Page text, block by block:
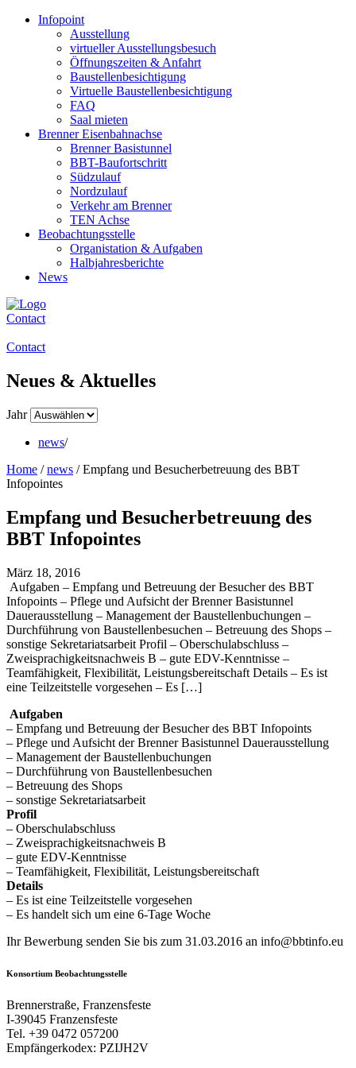
Infopoint
Ausstellung
virtueller Ausstellungsbesuch
Öffnungszeiten & Anfahrt
Baustellenbesichtigung
Virtuelle Baustellenbesichtigung
FAQ
Saal mieten
Brenner Eisenbahnachse
Brenner Basistunnel
BBT-Baufortschritt
Südzulauf
Nordzulauf
Verkehr am Brenner
TEN Achse
Beobachtungsstelle
Organistation & Aufgaben
Halbjahresberichte
News
Contact
Contact
Neues & Aktuelles
Jahr
news/
Home /news /Empfang und Besucherbetreuung des BBT
Infopointes
Empfang und Besucherbetreuung des
BBT Infopointes
März 18, 2016
Aufgaben – Empfang und Betreuung der Besucher des BBT
Infopoints – Pflege und Aufsicht der Brenner Basistunnel
Dauerausstellung – Management der Baustellenbuchungen –
Durchführung von Baustellenbesuchen – Betreuung des Shops –
sonstige Sekretariatsarbeit Profil – Oberschulabschluss –
Zweisprachigkeitsnachweis B – gute EDV-Kenntnisse –
Teamfähigkeit, Flexibilität, Leistungsbereitschaft Details – Es ist
eine Teilzeitstelle vorgesehen – Es […]
Aufgaben
– Empfang und Betreuung der Besucher des BBT Infopoints
– Pflege und Aufsicht der Brenner Basistunnel Dauerausstellung
– Management der Baustellenbuchungen
– Durchführung von Baustellenbesuchen
– Betreuung des Shops
– sonstige Sekretariatsarbeit
Profil
– Oberschulabschluss
– Zweisprachigkeitsnachweis B
– gute EDV-Kenntnisse
– Teamfähigkeit, Flexibilität, Leistungsbereitschaft
Details
– Es ist eine Teilzeitstelle vorgesehen
– Es handelt sich um eine 6-Tage Woche
Ihr Bewerbung senden Sie bis zum 31.03.2016 an info@bbtinfo.eu
Konsortium Beobachtungsstelle
Brennerstraße, Franzensfeste
I-39045 Franzensfeste
Tel. +39 0472 057200
Empfängerkodex: PZIJH2V